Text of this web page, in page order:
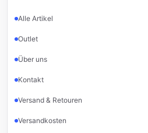
Alle Artikel
Outlet
Über uns
Kontakt
Versand & Retouren
Versandkosten